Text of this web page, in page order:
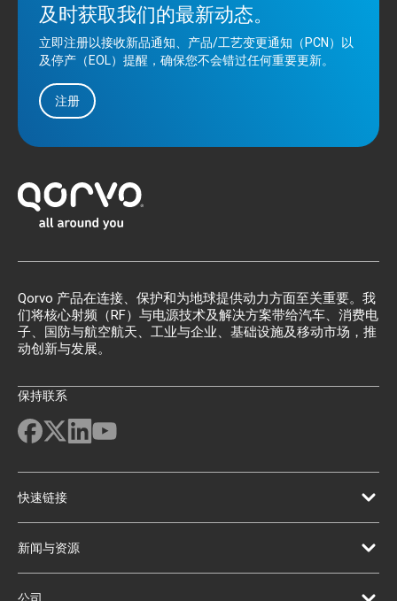
及时获取我们的最新动态。
立即注册以接收新品通知、产品/工艺变更通知（PCN）以
及停产（EOL）提醒，确保您不会错过任何重要更新。
注册
Qorvo 产品在连接、保护和为地球提供动力方面至关重要。我
们将核心射频（RF）与电源技术及解决方案带给汽车、消费电
子、国防与航空航天、工业与企业、基础设施及移动市场，推
动创新与发展。
保持联系
快速链接
新闻与资源